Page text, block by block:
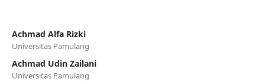
Achmad Alfa Rizki
Universitas Pamulang
Achmad Udin Zailani
Universitas Pamulang